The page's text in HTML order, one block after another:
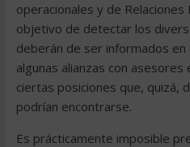
operacionales y de Relaciones
objetivo de detectar los
deberán de ser informados
algunas alianzas con
ciertas posiciones que, quizá,
podrían encontrarse.
Es prácticamente imposible